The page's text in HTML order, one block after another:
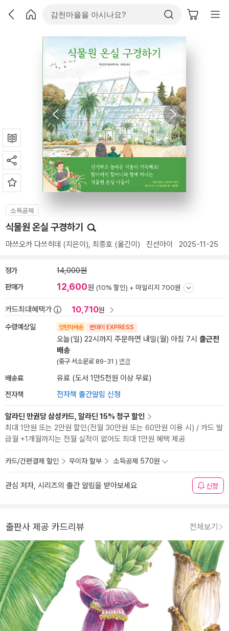
소득공제
식물원 온실 구경하기
마쓰오카 다쓰히데 (지은이), 최종호 (옮긴이) 진선아이 2025-11-25
정가 14,000원
판매가 12,600원 (10% 할인) + 마일리지 700원
카드최대혜택가 10,710원
수령예상일 양탄자배송 썬데이 EXPRESS
오늘(일) 22시까지 주문하면 내일(월) 아침 7시 출근전
배송
(중구 서소문로 89-31 ) 변경
배송료 유료 (도서 1만5천원 이상 무료)
전자책 전자책 출간알림 신청
알라딘 만권당 삼성카드, 알라딘 15% 청구 할인
최대 1만원 또는 2만원 할인(전월 30만원 또는 60만원 이용 시) / 카드 발
급월 +1개월까지는 전월 실적이 없어도 최대 1만원 혜택 제공
카드/간편결제 할인 무이자 할부 소득공제 570원
관심 저자, 시리즈의 출간 알림을 받아보세요 신청
출판사 제공 카드리뷰 전체보기